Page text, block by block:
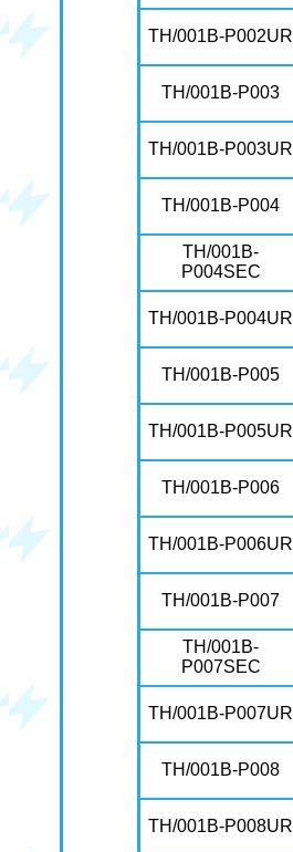
TH/001B-P002UR
TH/001B-P003
TH/001B-P003UR
TH/001B-P004
TH/001B-
P004SEC
TH/001B-P004UR
TH/001B-P005
TH/001B-P005UR
TH/001B-P006
TH/001B-P006UR
TH/001B-P007
TH/001B-
P007SEC
TH/001B-P007UR
TH/001B-P008
TH/001B-P008UR